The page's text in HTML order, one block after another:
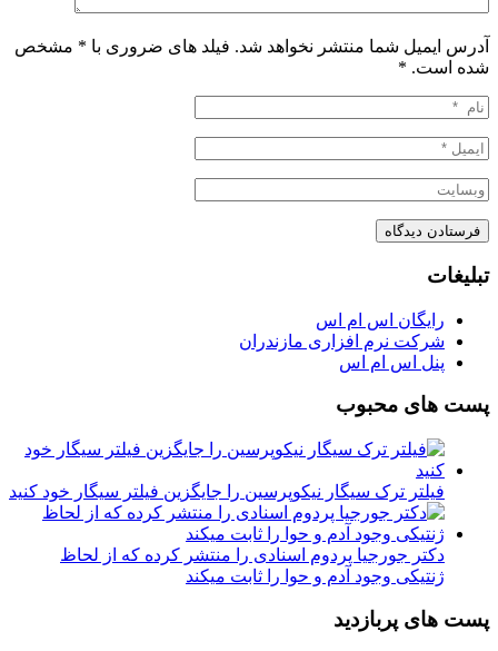
آدرس ایمیل شما منتشر نخواهد شد. فیلد های ضروری با * مشخص
شده است. *
تبلیغات
رایگان اس ام اس
شرکت نرم افزاری مازندران
پنل اس ام اس
پست های محبوب
فیلتر ترک سیگار نیکوپرسین را جایگزین فیلتر سیگار خود کنید
دکتر جورجیا پردوم اسنادی را منتشر کرده که از لحاظ
ژنتیکی وجود آدم و حوا را ثابت میکند
پست های پربازدید